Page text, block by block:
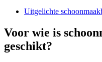
Uitgelichte
Voor wie is
geschikt?